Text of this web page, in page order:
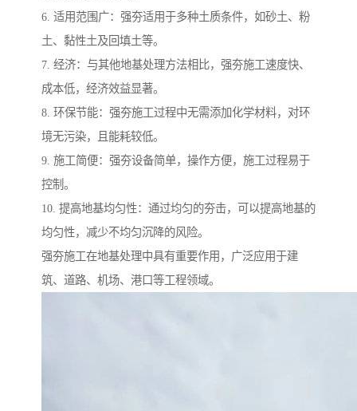
6. 适用范围广：强夯适用于多种土质条件，如砂土、粉
土、黏性土及回填土等。
7. 经济：与其他地基处理方法相比，强夯施工速度快、
成本低，经济效益显著。
8. 环保节能：强夯施工过程中无需添加化学材料，对环
境无污染，且能耗较低。
9. 施工简便：强夯设备简单，操作方便，施工过程易于
控制。
10. 提高地基均匀性：通过均匀的夯击，可以提高地基的
均匀性，减少不均匀沉降的风险。
强夯施工在地基处理中具有重要作用，广泛应用于建
筑、道路、机场、港口等工程领域。